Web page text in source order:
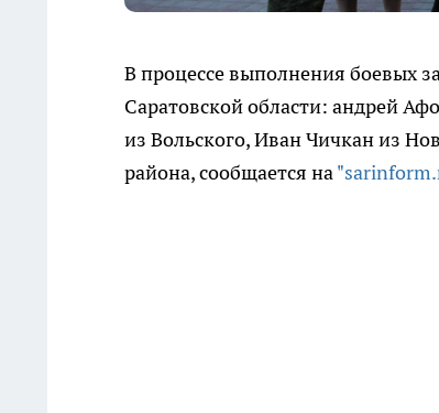
В процессе выполнения боевых
Саратовской области: андрей
из Вольского, Иван Чичкан из
района, сообщается на